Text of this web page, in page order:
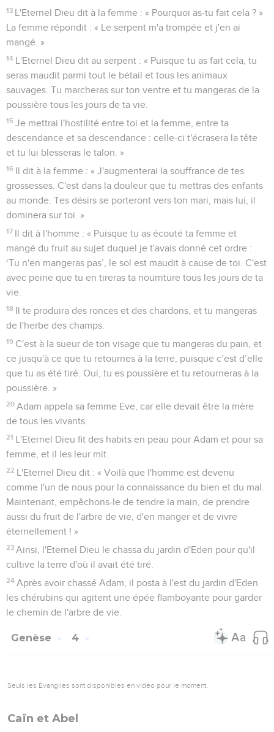
13 L'Eternel Dieu dit à la femme : « Pourquoi as-tu fait cela ? »
La femme répondit : « Le serpent m'a trompée et j'en ai
mangé. »
14 L'Eternel Dieu dit au serpent : « Puisque tu as fait cela, tu
seras maudit parmi tout le bétail et tous les animaux
sauvages. Tu marcheras sur ton ventre et tu mangeras de la
poussière tous les jours de ta vie.
15 Je mettrai l'hostilité entre toi et la femme, entre ta
descendance et sa descendance : celle-ci t'écrasera la tête
et tu lui blesseras le talon. »
16 Il dit à la femme : « J'augmenterai la souffrance de tes
grossesses. C'est dans la douleur que tu mettras des enfants
au monde. Tes désirs se porteront vers ton mari, mais lui, il
dominera sur toi. »
17 Il dit à l'homme : « Puisque tu as écouté ta femme et
mangé du fruit au sujet duquel je t'avais donné cet ordre :
‘Tu n'en mangeras pas’, le sol est maudit à cause de toi. C'est
avec peine que tu en tireras ta nourriture tous les jours de ta
vie.
18 Il te produira des ronces et des chardons, et tu mangeras
de l'herbe des champs.
19 C'est à la sueur de ton visage que tu mangeras du pain, et
ce jusqu'à ce que tu retournes à la terre, puisque c’est d’elle
que tu as été tiré. Oui, tu es poussière et tu retourneras à la
poussière. »
20 Adam appela sa femme Eve, car elle devait être la mère
de tous les vivants.
21 L'Eternel Dieu fit des habits en peau pour Adam et pour sa
femme, et il les leur mit.
22 L'Eternel Dieu dit : « Voilà que l'homme est devenu
comme l'un de nous pour la connaissance du bien et du mal.
Maintenant, empêchons-le de tendre la main, de prendre
aussi du fruit de l'arbre de vie, d'en manger et de vivre
éternellement ! »
23 Ainsi, l'Eternel Dieu le chassa du jardin d'Eden pour qu'il
cultive la terre d'où il avait été tiré.
24 Après avoir chassé Adam, il posta à l'est du jardin d'Eden
les chérubins qui agitent une épée flamboyante pour garder
le chemin de l'arbre de vie.
Genèse 4
Seuls les Évangiles sont disponibles en vidéo pour le moment.
Caïn et Abel